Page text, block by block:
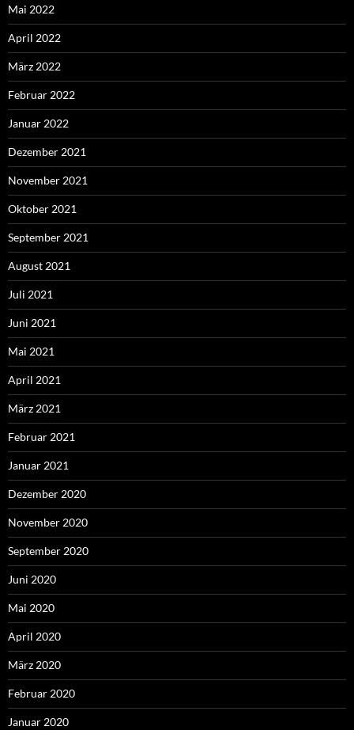
Mai 2022
April 2022
März 2022
Februar 2022
Januar 2022
Dezember 2021
November 2021
Oktober 2021
September 2021
August 2021
Juli 2021
Juni 2021
Mai 2021
April 2021
März 2021
Februar 2021
Januar 2021
Dezember 2020
November 2020
September 2020
Juni 2020
Mai 2020
April 2020
März 2020
Februar 2020
Januar 2020